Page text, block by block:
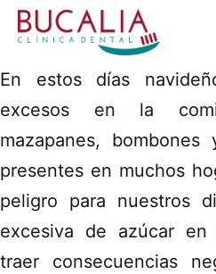
En estos días
excesos en la
mazapanes,
presentes en muchos
peligro para nuestros
excesiva de azúcar en
traer consecuencias